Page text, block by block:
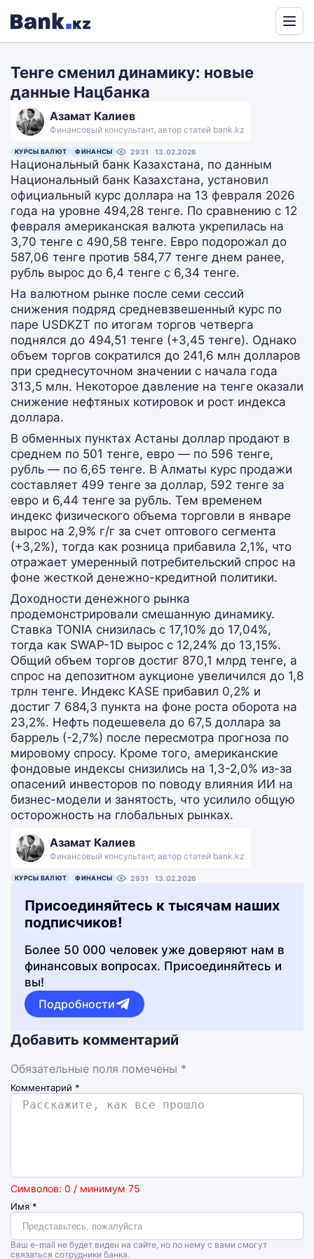
Translate
Тенге сменил динамику: новые
данные Нацбанка
Азамат Калиев
Финансовый консультант, автор статей bank.kz
КУРСЫ ВАЛЮТ ФИНАНСЫ 2931 13.02.2026
Национальный банк Казахстана, по данным
Национальный банк Казахстана, установил
официальный курс доллара на 13 февраля 2026
года на уровне 494,28 тенге. По сравнению с 12
февраля американская валюта укрепилась на
3,70 тенге с 490,58 тенге. Евро подорожал до
587,06 тенге против 584,77 тенге днем ранее,
рубль вырос до 6,4 тенге с 6,34 тенге.
На валютном рынке после семи сессий
снижения подряд средневзвешенный курс по
паре USDKZT по итогам торгов четверга
поднялся до 494,51 тенге (+3,45 тенге). Однако
объем торгов сократился до 241,6 млн долларов
при среднесуточном значении с начала года
313,5 млн. Некоторое давление на тенге оказали
снижение нефтяных котировок и рост индекса
доллара.
В обменных пунктах Астаны доллар продают в
среднем по 501 тенге, евро — по 596 тенге,
рубль — по 6,65 тенге. В Алматы курс продажи
составляет 499 тенге за доллар, 592 тенге за
евро и 6,44 тенге за рубль. Тем временем
индекс физического объема торговли в январе
вырос на 2,9% г/г за счет оптового сегмента
(+3,2%), тогда как розница прибавила 2,1%, что
отражает умеренный потребительский спрос на
фоне жесткой денежно-кредитной политики.
Доходности денежного рынка
продемонстрировали смешанную динамику.
Ставка TONIA снизилась с 17,10% до 17,04%,
тогда как SWAP-1D вырос с 12,24% до 13,15%.
Общий объем торгов достиг 870,1 млрд тенге, а
спрос на депозитном аукционе увеличился до 1,8
трлн тенге. Индекс KASE прибавил 0,2% и
достиг 7 684,3 пункта на фоне роста оборота на
23,2%. Нефть подешевела до 67,5 доллара за
баррель (-2,7%) после пересмотра прогноза по
мировому спросу. Кроме того, американские
фондовые индексы снизились на 1,3-2,0% из-за
опасений инвесторов по поводу влияния ИИ на
бизнес-модели и занятость, что усилило общую
осторожность на глобальных рынках.
Азамат Калиев
Финансовый консультант, автор статей bank.kz
КУРСЫ ВАЛЮТ ФИНАНСЫ 2931 13.02.2026
Присоединяйтесь к тысячам наших
подписчиков!
Более 50 000 человек уже доверяют нам в
финансовых вопросах. Присоединяйтесь и
вы!
Подробности
Добавить комментарий
Обязательные поля помечены *
Комментарий *
Символов: 0 / минимум 75
Имя *
Ваш e-mail не будет виден на сайте, но по нему с вами смогут
связаться сотрудники банка.